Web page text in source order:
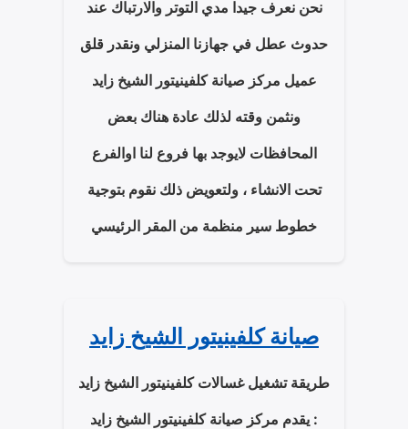
نحن نعرف جيدا مدي التوتر والارتباك عند
حدوث عطل في جهازنا المنزلي ونقدر قلق
عميل مركز صيانة كلفينيتور الشيخ زايد
ونثمن وقته لذلك عادة هناك بعض
المحافظات لايوجد بها فروع لنا اوالفرع
تحت الانشاء ، ولتعويض ذلك نقوم بتوجية
خطوط سير منظمة من المقر الرئيسي
صيانة كلفينيتور الشيخ زايد
طريقة تشغيل غسالات كلفينيتور الشيخ زايد
: يقدم مركز صيانة كلفينيتور الشيخ زايد